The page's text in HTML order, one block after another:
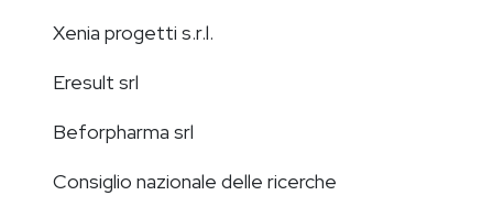
Xenia progetti s.r.l.
Eresult srl
Beforpharma srl
Consiglio nazionale delle ricerche